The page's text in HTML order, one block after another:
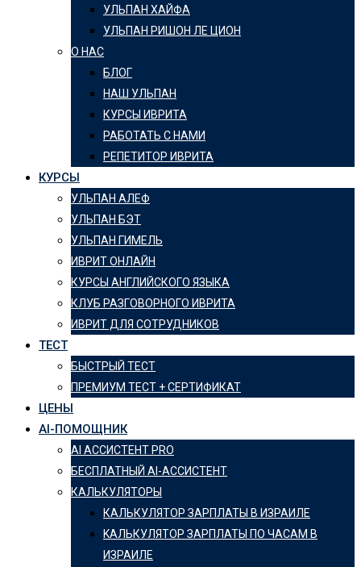
УЛЬПАН ХАЙФА
УЛЬПАН РИШОН ЛЕ ЦИОН
О НАС
БЛОГ
НАШ УЛЬПАН
КУРСЫ ИВРИТА
РАБОТАТЬ С НАМИ
РЕПЕТИТОР ИВРИТА
КУРСЫ
УЛЬПАН АЛЕФ
УЛЬПАН БЭТ
УЛЬПАН ГИМЕЛЬ
ИВРИТ ОНЛАЙН
КУРСЫ АНГЛИЙСКОГО ЯЗЫКА
КЛУБ РАЗГОВОРНОГО ИВРИТА
ИВРИТ ДЛЯ СОТРУДНИКОВ
ТЕСТ
БЫСТРЫЙ ТЕСТ
ПРЕМИУМ ТЕСТ + СЕРТИФИКАТ
ЦЕНЫ
AI-ПОМОЩНИК
AI АССИСТЕНТ PRO
БЕСПЛАТНЫЙ AI-АССИСТЕНТ
КАЛЬКУЛЯТОРЫ
КАЛЬКУЛЯТОР ЗАРПЛАТЫ В ИЗРАИЛЕ
KАЛЬКУЛЯТОР ЗАРПЛАТЫ ПО ЧАСАМ В
ИЗРАИЛЕ